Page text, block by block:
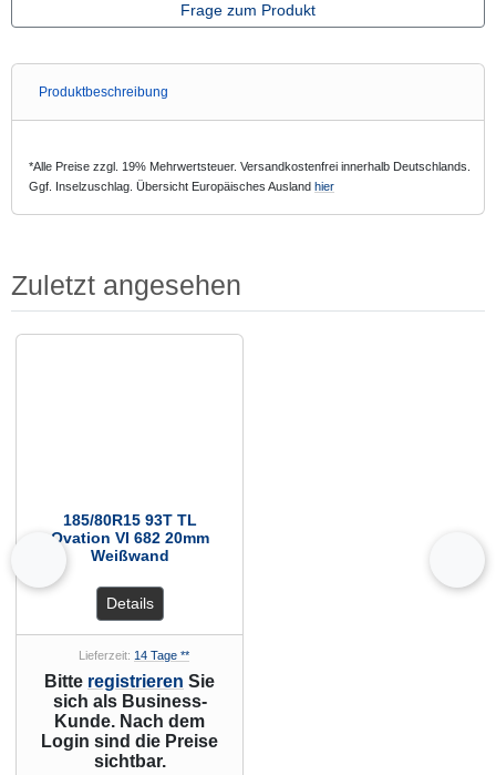
Frage zum Produkt
Produktbeschreibung
*Alle Preise zzgl. 19% Mehrwertsteuer. Versandkostenfrei innerhalb Deutschlands.
Ggf. Inselzuschlag. Übersicht Europäisches Ausland hier
Zuletzt angesehen
Es folgt ein Produktslider - navigieren Sie mit der Tab-Taste zu den einzelnen
zurück
185/80R15 93T TL
Ovation VI 682 20mm
Weißwand
Details
Lieferzeit: 14 Tage **
Bitte registrieren Sie
sich als Business-
Kunde. Nach dem
Login sind die Preise
sichtbar.
vor